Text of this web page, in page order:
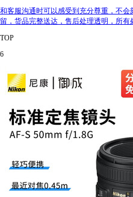
和客服沟通时可以感受到充分尊重，不
留，货品完整送达，售后处理透明，所有
TOP
6